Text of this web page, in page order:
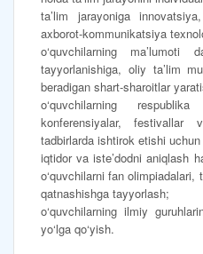
ta’lim jarayoniga
axborot-kommunikatsiya
o‘quvchilarning ma’lumoti
tayyorlanishiga, oliy ta’lim
beradigan shart-sharoitlar
o‘quvchilarning
konferensiyalar, festivallar
tadbirlarda ishtirok etishi
iqtidor va iste’dodni aniqlash
o‘quvchilarni fan
qatnashishga tayyorlash;
o‘quvchilarning ilmiy
yo‘lga qo‘yish.